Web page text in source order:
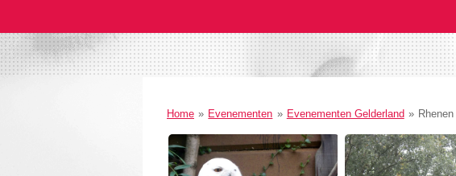
Home » Evenementen » Evenementen Gelderland »